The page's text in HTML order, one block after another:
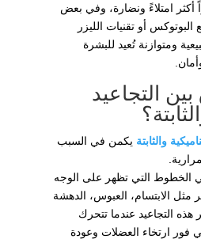
أكثر امتلاءً ونضارة، وفي بعض
البوتوكس أو تقنيات الليزر
ومتوازنة تُعيد للبشرة
التجاعيد
والثابتة يكمن في السبب
هي الخطوط التي تظهر على الوجه
مثل الابتسام، العبوس، الدهشة
هذه التجاعيد عندما تتحرك
فور ارتخاء العضلات وعودة